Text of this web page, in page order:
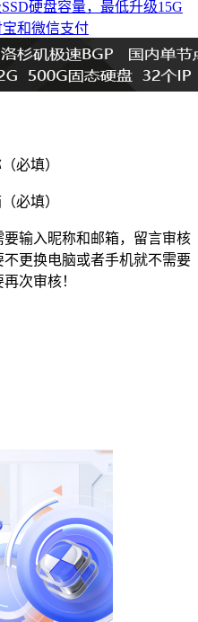
硬盘容量，最低升级15G
和微信支付
必填）
必填）
输入昵称和邮箱，留言审核
更换电脑或者手机就不需要
次审核！